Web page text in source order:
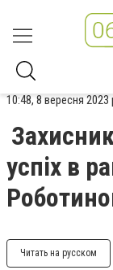
10:48, 8 вересня 2023
успіх в
Читать на русском